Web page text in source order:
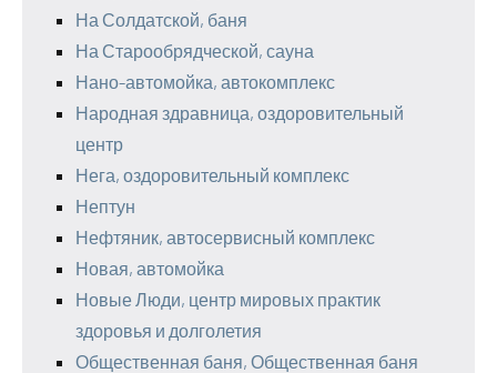
На Солдатской, баня
На Старообрядческой, сауна
Нано-автомойка, автокомплекс
Народная здравница, оздоровительный
центр
Нега, оздоровительный комплекс
Нептун
Нефтяник, автосервисный комплекс
Новая, автомойка
Новые Люди, центр мировых практик
здоровья и долголетия
Общественная баня, Общественная баня